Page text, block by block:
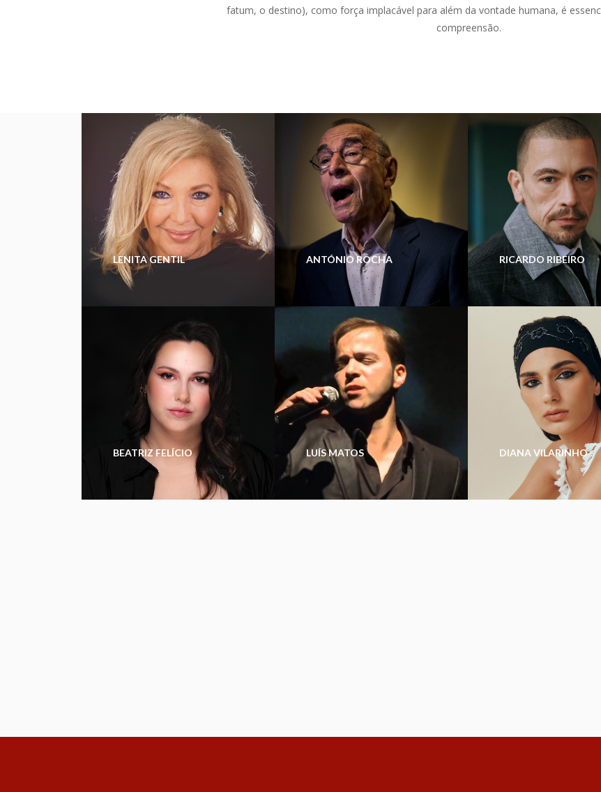
fatum, o destino), como força implacável para além da vontade humana, é
compreensão.
LENITA GENTIL ANTÓNIO ROCHA RICARDO RIBEIRO
BEATRIZ FELÍCIO LUÍS MATOS DIANA VILARINHO